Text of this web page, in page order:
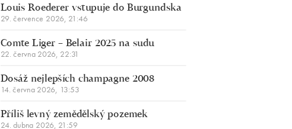
Louis Roederer vstupuje do Burgundska
29. července 2026, 21:46
Comte Liger – Belair 2025 na sudu
22. června 2026, 22:31
Dosáž nejlepších champagne 2008
14. června 2026, 13:53
Příliš levný zemědělský pozemek
24. dubna 2026, 21:59